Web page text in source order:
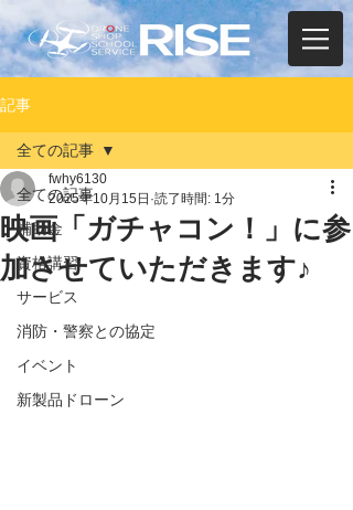
記事
全ての記事
補助金
資格講習
サービス
消防・警察との協定
イベント
新製品ドローン
全ての記事
映画「ガチャコン！」に参
加させていただきます♪
fwhy6130
2025年10月15日 読了時間: 1分